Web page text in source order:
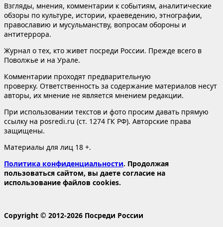
Взгляды, мнения, комментарии к событиям, аналитические
обзоры по культуре, истории, краеведению, этнографии,
православию и мусульманству, вопросам обороны и
антитеррора.
Журнал о тех, кто живет посреди России. Прежде всего в
Поволжье и на Урале.
Комментарии проходят предварительную
проверку. Ответственность за содержание материалов несут
авторы, их мнение не является мнением редакции.
При использовании текстов и фото просим давать прямую
ссылку на posredi.ru (ст. 1274 ГК РФ). Авторские права
защищены.
Материалы для лиц 18 +.
Политика конфиденциальности. Продолжая
пользоваться сайтом, вы даете согласие на
использование файлов cookies.
Copyright © 2012-2026 Посреди России